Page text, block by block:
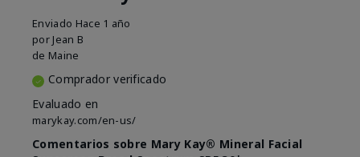
Enviado Hace 1 año
por Jean B
de Maine
Comprador verificado
Evaluado en
marykay.com/en-us/
Comentarios sobre Mary Kay® Mineral Facial